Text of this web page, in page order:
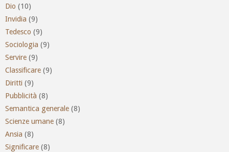
Dio (10)
Invidia (9)
Tedesco (9)
Sociologia (9)
Servire (9)
Classificare (9)
Diritti (9)
Pubblicità (8)
Semantica generale (8)
Scienze umane (8)
Ansia (8)
Significare (8)